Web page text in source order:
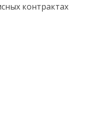
контрактах